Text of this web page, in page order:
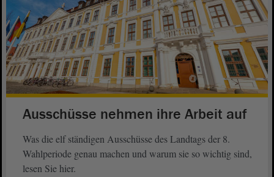
Ausschüsse nehmen ihre Arbeit auf
Was die elf ständigen Ausschüsse des Landtags der 8.
Wahlperiode genau machen und warum sie so wichtig sind,
lesen Sie hier.